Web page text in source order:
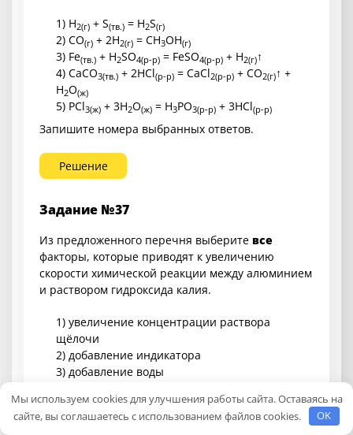
1) H2(г) + S(тв.) = H2S(г)
2) CO(г) + 2H2(г) = CH3OH(г)
3) Fe(тв.) + H2SO4(р-р) = FeSO4(р-р) + H2(г)↑
4) CaCO3(тв.) + 2HCl(р-р) = CaCl2(р-р) + CO2(г)↑ +
H2O(ж)
5) PCl3(ж) + 3H2O(ж) = H3PO3(р-р) + 3HCl(р-р)
Запишите номера выбранных ответов.
Решение
Задание №37
Из предложенного перечня выберите все
факторы, которые приводят к увеличению
скорости химической реакции между алюминием
и раствором гидроксида калия.
1) увеличение концентрации раствора
щёлочи
2) добавление индикатора
3) добавление воды
5) понижение температуры
Мы используем cookies для улучшения работы сайта. Оставаясь на
сайте, вы соглашаетесь с использованием файлов cookies.
OK